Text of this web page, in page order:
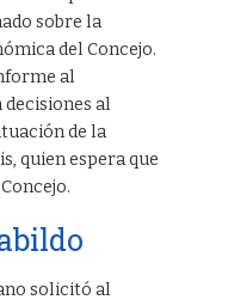
sobre la
del Concejo.
al
al
de la
quien espera que
solicitó al